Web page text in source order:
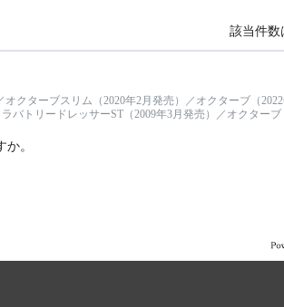
該当件数
クターブスリム（2020年2月発売）／オクターブ（2022
バトリードレッサーST（2009年3月発売）／オクターブ
。